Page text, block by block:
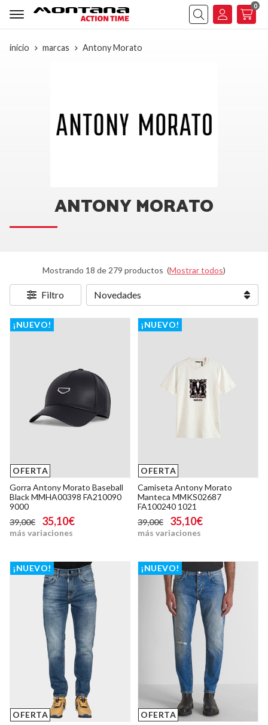
Buscar
0
inicio marcas Antony Morato
ANTONY MORATO
Mostrando 18 de 279 productos (Mostrar todos)
Filtro
OFERTA
¡NUEVO!
Gorra Antony Morato Baseball
Black MMHA00398 FA210090
9000
39,00€
35,10€
más variaciones
OFERTA
¡NUEVO!
Camiseta Antony Morato
Manteca MMKS02687
FA100240 1021
39,00€
35,10€
más variaciones
OFERTA
¡NUEVO!
OFERTA
¡NUEVO!